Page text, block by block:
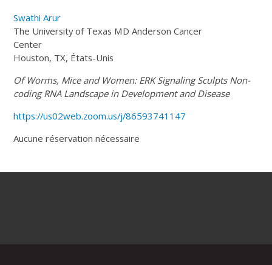
Swathi Arur
The University of Texas MD Anderson Cancer
Center
Houston, TX, États-Unis
Of Worms, Mice and Women: ERKSignaling Sculpts Non-
coding RNA Landscape in Development and Disease
https://us02web.zoom.us/j/86593741147
Aucune réservation nécessaire